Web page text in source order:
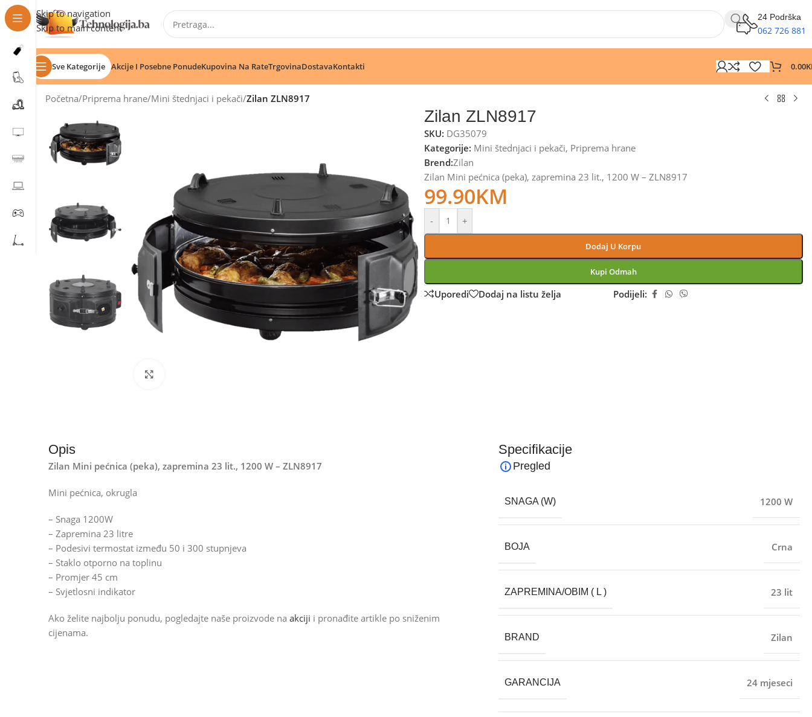
Skip to navigation
Skip to main content
24 Podrška
062 726 881
Sve Kategorije Akcije I Posebne PonudeKupovina Na RateTrgovinaDostavaKontakti 0.00
Početna/Priprema hrane/Mini štednjaci i pekači/Zilan ZLN8917
Zilan ZLN8917
SKU: DG35079
Kategorije: Mini štednjaci i pekači, Priprema hrane
Brend:Zilan
Zilan Mini pećnica (peka), zapremina 23 lit., 1200 W – ZLN8917
99.90KM
- +
Dodaj U Korpu
Kupi Odmah
Uporedi Dodaj na listu želja Podijeli:
Opis
Zilan Mini pećnica (peka), zapremina 23 lit., 1200 W – ZLN8917
Mini pećnica, okrugla
– Snaga 1200W
– Zapremina 23 litre
– Podesivi termostat između 50 i 300 stupnjeva
– Staklo otporno na toplinu
– Promjer 45 cm
– Svjetlosni indikator
Ako želite najbolju ponudu, pogledajte naše proizvode na akciji i pronađite artikle po sniženim
cijenama.
Specifikacije
Pregled
SNAGA (W) 1200 W
BOJA Crna
ZAPREMINA/OBIM ( L ) 23 lit
BRAND Zilan
GARANCIJA 24 mjeseci